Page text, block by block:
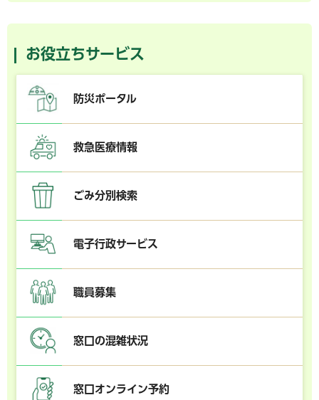
お役立ちサービス
防災ポータル
救急医療情報
ごみ分別検索
電子行政サービス
職員募集
窓口の混雑状況
窓口オンライン予約